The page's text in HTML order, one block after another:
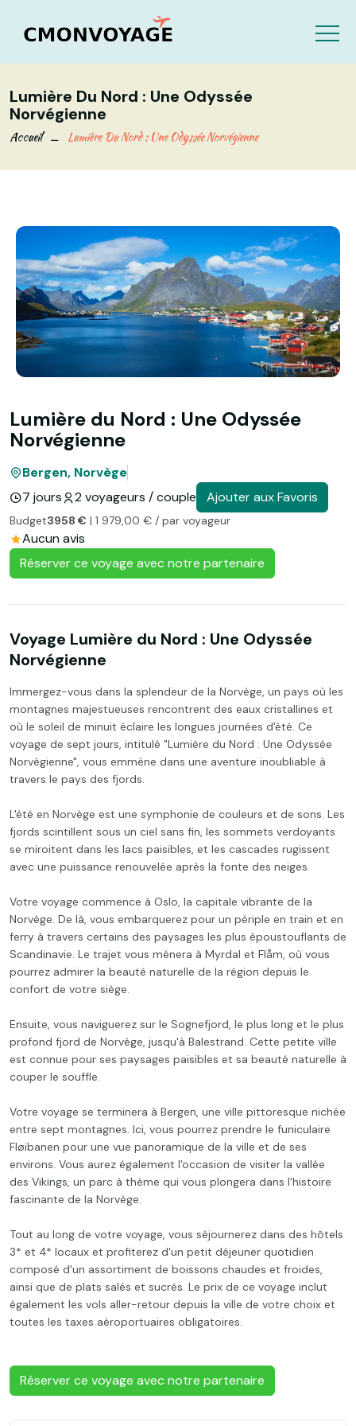
Lumière Du Nord : Une Odyssée
Norvégienne
Accueil Lumière Du Nord : Une Odyssée Norvégienne
Lumière du Nord : Une Odyssée
Norvégienne
Bergen, Norvège
7 jours
2 voyageurs / couple Ajouter aux Favoris
Budget3958 € | 1 979,00 € / par voyageur
Aucun avis
Réserver ce voyage avec notre partenaire
Voyage Lumière du Nord : Une Odyssée
Norvégienne
Immergez-vous dans la splendeur de la Norvège, un pays où les
montagnes majestueuses rencontrent des eaux cristallines et
où le soleil de minuit éclaire les longues journées d'été. Ce
voyage de sept jours, intitulé "Lumière du Nord : Une Odyssée
Norvégienne", vous emmène dans une aventure inoubliable à
travers le pays des fjords.
L'été en Norvège est une symphonie de couleurs et de sons. Les
fjords scintillent sous un ciel sans fin, les sommets verdoyants
se miroitent dans les lacs paisibles, et les cascades rugissent
avec une puissance renouvelée après la fonte des neiges.
Votre voyage commence à Oslo, la capitale vibrante de la
Norvège. De là, vous embarquerez pour un périple en train et en
ferry à travers certains des paysages les plus époustouflants de
Scandinavie. Le trajet vous mènera à Myrdal et Flåm, où vous
pourrez admirer la beauté naturelle de la région depuis le
confort de votre siège.
Ensuite, vous naviguerez sur le Sognefjord, le plus long et le plus
profond fjord de Norvège, jusqu'à Balestrand. Cette petite ville
est connue pour ses paysages paisibles et sa beauté naturelle à
couper le souffle.
Votre voyage se terminera à Bergen, une ville pittoresque nichée
entre sept montagnes. Ici, vous pourrez prendre le funiculaire
Fløibanen pour une vue panoramique de la ville et de ses
environs. Vous aurez également l'occasion de visiter la vallée
des Vikings, un parc à thème qui vous plongera dans l'histoire
fascinante de la Norvège.
Tout au long de votre voyage, vous séjournerez dans des hôtels
3* et 4* locaux et profiterez d'un petit déjeuner quotidien
composé d'un assortiment de boissons chaudes et froides,
ainsi que de plats salés et sucrés. Le prix de ce voyage inclut
également les vols aller-retour depuis la ville de votre choix et
toutes les taxes aéroportuaires obligatoires.
Réserver ce voyage avec notre partenaire